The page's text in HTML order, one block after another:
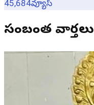
45,684వ్యూస్
సంబంధిత వార్తలు